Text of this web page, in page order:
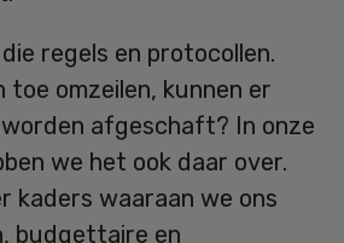
regels en protocollen.
toe omzeilen, kunnen er
afgeschaft? In onze
we het ook daar over.
kaders waaraan we ons
budgettaire en